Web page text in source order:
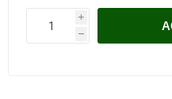
i
h